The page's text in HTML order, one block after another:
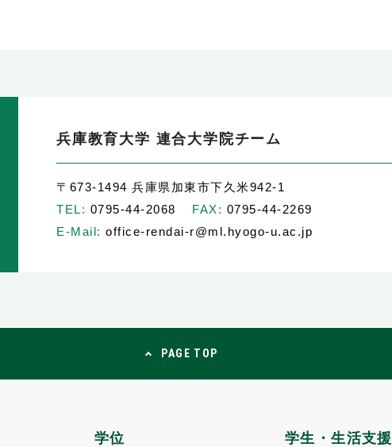
兵庫教育大学 連合大学院チーム
〒673-1494 兵庫県加東市下久米942-1
TEL: 0795-44-2068 FAX: 0795-44-2269
E-Mail: office-rendai-r@ml.hyogo-u.ac.jp
PAGE TOP
学位 学生・生活支援